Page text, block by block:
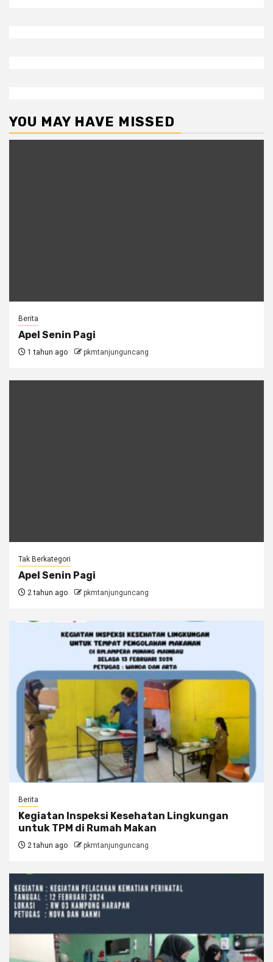
YOU MAY HAVE MISSED
Berita
Apel Senin Pagi
1 tahun ago pkmtanjunguncang
Tak Berkategori
Apel Senin Pagi
2 tahun ago pkmtanjunguncang
Berita
Kegiatan Inspeksi Kesehatan Lingkungan
untuk TPM di Rumah Makan
2 tahun ago pkmtanjunguncang